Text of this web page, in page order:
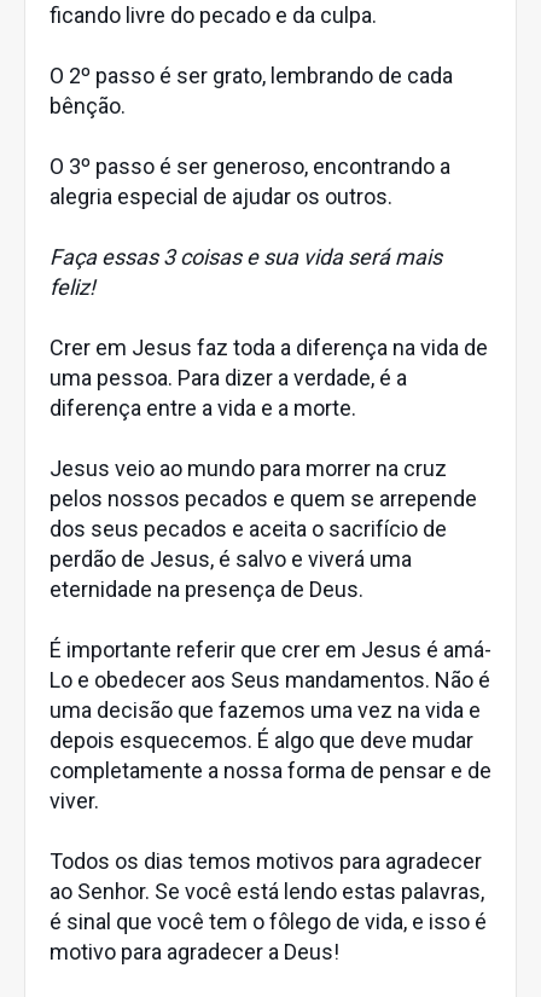
ficando livre do pecado e da culpa.
O 2º passo é ser grato, lembrando de cada
bênção.
O 3º passo é ser generoso, encontrando a
alegria especial de ajudar os outros.
Faça essas 3 coisas e sua vida será mais
feliz!
Crer em Jesus faz toda a diferença na vida de
uma pessoa. Para dizer a verdade, é a
diferença entre a vida e a morte.
Jesus veio ao mundo para morrer na cruz
pelos nossos pecados e quem se arrepende
dos seus pecados e aceita o sacrifício de
perdão de Jesus, é salvo e viverá uma
eternidade na presença de Deus.
É importante referir que crer em Jesus é amá-
Lo e obedecer aos Seus mandamentos. Não é
uma decisão que fazemos uma vez na vida e
depois esquecemos. É algo que deve mudar
completamente a nossa forma de pensar e de
viver.
Todos os dias temos motivos para agradecer
ao Senhor. Se você está lendo estas palavras,
é sinal que você tem o fôlego de vida, e isso é
motivo para agradecer a Deus!